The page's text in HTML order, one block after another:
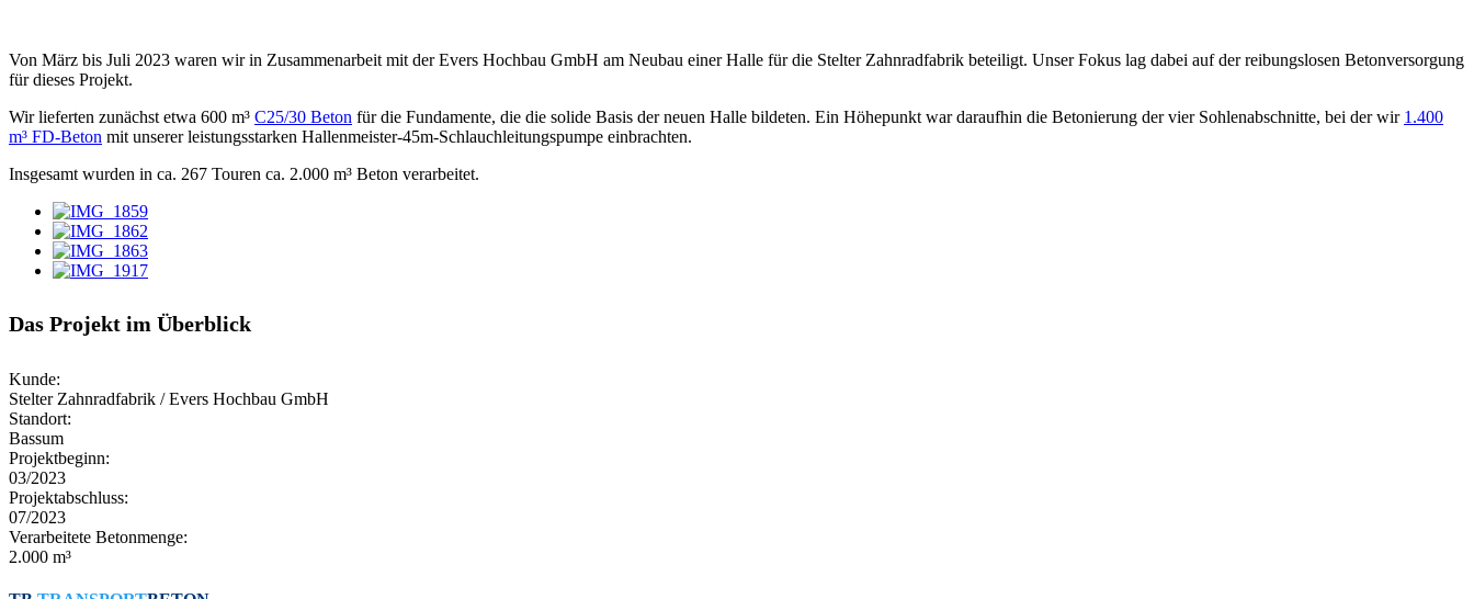
Von März bis Juli 2023 waren wir in Zusammenarbeit mit der Evers Hochbau GmbH am Neubau einer Halle für die Stelter Zahnradfabrik beteiligt. Unser Fokus lag dabei auf der reibungslosen Betonversorgung
für dieses Projekt.
Wir lieferten zunächst etwa 600 m³ C25/30 Beton für die Fundamente, die die solide Basis der neuen Halle bildeten. Ein Höhepunkt war daraufhin die Betonierung der vier Sohlenabschnitte, bei der wir 1.400
m³ FD-Beton mit unserer leistungsstarken Hallenmeister-45m-Schlauchleitungspumpe einbrachten.
Insgesamt wurden in ca. 267 Touren ca. 2.000 m³ Beton verarbeitet.
Das Projekt im Überblick
Kunde:
Stelter Zahnradfabrik / Evers Hochbau GmbH
Standort:
Bassum
Projektbeginn:
03/2023
Projektabschluss:
07/2023
Verarbeitete Betonmenge:
2.000 m³